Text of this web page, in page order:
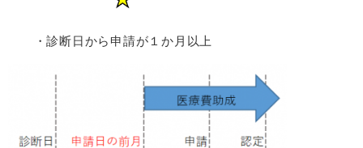
・診断日から申請が１か月以上